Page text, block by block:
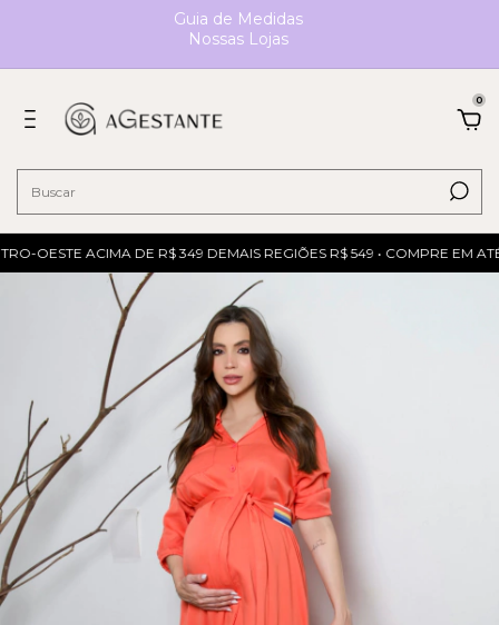
Guia de Medidas
Nossas Lojas
0
OESTE ACIMA DE R$ 349 DEMAIS REGIÕES R$ 549 • COMPRE EM